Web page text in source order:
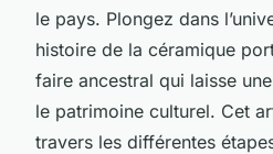
le pays. Plongez dans
histoire de la céramique
faire ancestral qui laisse
le patrimoine culturel. Cet
travers les différentes